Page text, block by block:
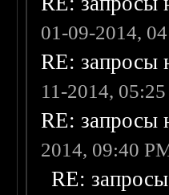
01-09-2014,
RE: запросы
11-2014,
RE: запросы
2014, 09:40
RE: